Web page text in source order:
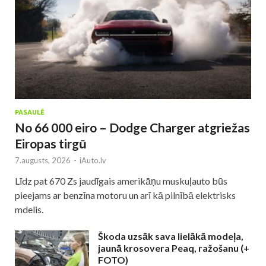
PASAULĒ
No 66 000 eiro – Dodge Charger atgriežas
Eiropas tirgū
7.augusts, 2026 - iAuto.lv
Līdz pat 670 Zs jaudīgais amerikāņu muskuļauto būs
pieejams ar benzīna motoru un arī kā pilnībā elektrisks
mdelis.
Škoda uzsāk sava lielākā modeļa,
jaunā krosovera Peaq, ražošanu (+
FOTO)